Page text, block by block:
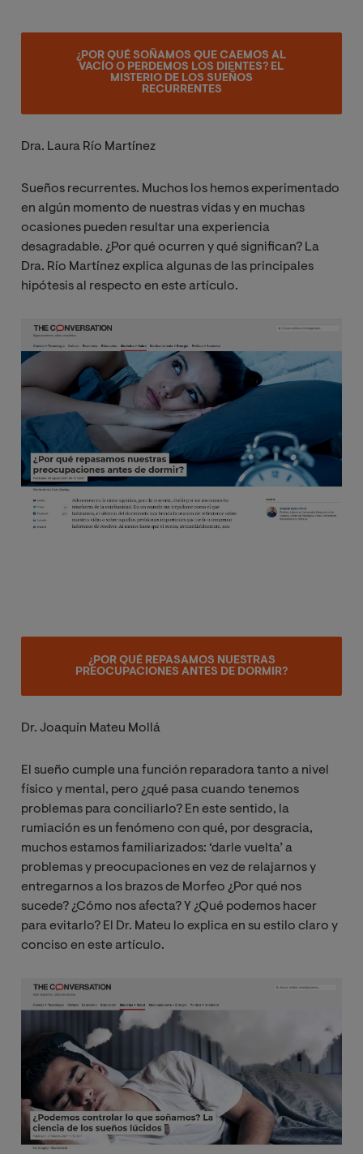
¿POR QUÉ SOÑAMOS QUE CAEMOS AL
VACÍO O PERDEMOS LOS DIENTES? EL
MISTERIO DE LOS SUEÑOS
RECURRENTES
Dra. Laura Río Martínez
Sueños recurrentes. Muchos los hemos experimentado
en algún momento de nuestras vidas y en muchas
ocasiones pueden resultar una experiencia
desagradable. ¿Por qué ocurren y qué significan? La
Dra. Río Martínez explica algunas de las principales
hipótesis al respecto en este artículo.
¿POR QUÉ REPASAMOS NUESTRAS
PREOCUPACIONES ANTES DE DORMIR?
Dr. Joaquín Mateu Mollá
El sueño cumple una función reparadora tanto a nivel
físico y mental, pero ¿qué pasa cuando tenemos
problemas para conciliarlo? En este sentido, la
rumiación es un fenómeno con qué, por desgracia,
muchos estamos familiarizados: ‘darle vuelta’ a
problemas y preocupaciones en vez de relajarnos y
entregarnos a los brazos de Morfeo ¿Por qué nos
sucede? ¿Cómo nos afecta? Y ¿Qué podemos hacer
para evitarlo? El Dr. Mateu lo explica en su estilo claro y
conciso en este artículo.